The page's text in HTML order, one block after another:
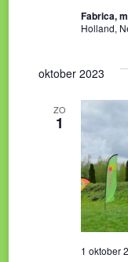
Fabrica,
Holland,
oktober 2023
ZO
1
1 oktober